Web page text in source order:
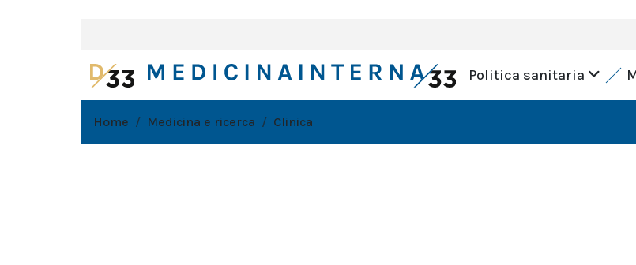
Politica sanitaria
Home Medicina e ricerca Clinica